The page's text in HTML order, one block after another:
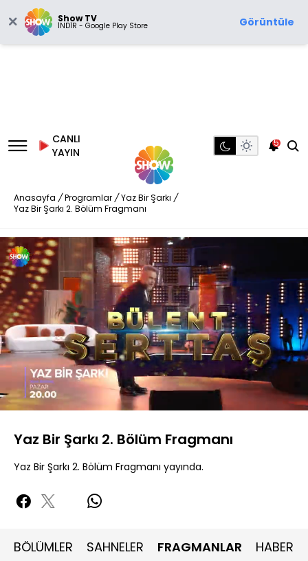
Show TV
İNDİR - Google Play Store Görüntüle
CANLI
YAYIN
5
Anasayfa / Programlar / Yaz Bir Şarkı /
Yaz Bir Şarkı 2. Bölüm Fragmanı
Sesi
Aç
Yüklendi:
81.29%
Oynatma
Hızı
Yaz Bir Şarkı 2. Bölüm Fragmanı
Yaz Bir Şarkı 2. Bölüm Fragmanı yayında.
BÖLÜMLER SAHNELER FRAGMANLAR